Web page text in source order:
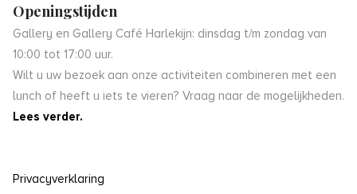
Openingstijden
Gallery en Gallery Café Harlekijn: dinsdag t/m zondag van
10:00 tot 17:00 uur.
Wilt u uw bezoek aan onze activiteiten combineren met een
lunch of heeft u iets te vieren? Vraag naar de mogelijkheden.
Lees verder.
Privacyverklaring